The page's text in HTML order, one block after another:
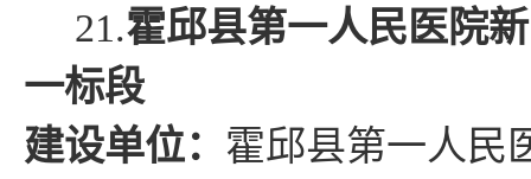
21.霍邱县第一人民医院
一标段
建设单位： 霍邱县第一人民